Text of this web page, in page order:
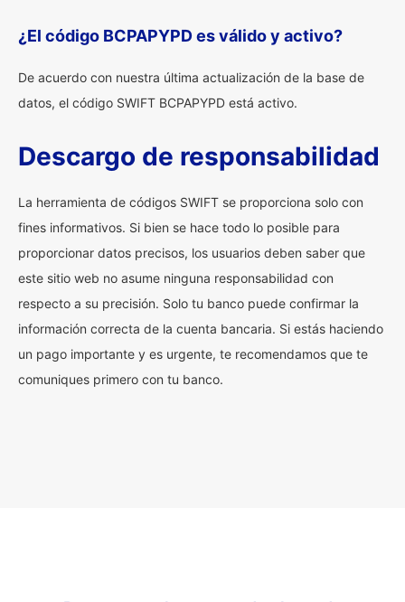
¿El código BCPAPYPD es válido y activo?
De acuerdo con nuestra última actualización de la base de
datos, el código SWIFT BCPAPYPD está activo.
Descargo de responsabilidad
La herramienta de códigos SWIFT se proporciona solo con
fines informativos. Si bien se hace todo lo posible para
proporcionar datos precisos, los usuarios deben saber que
este sitio web no asume ninguna responsabilidad con
respecto a su precisión. Solo tu banco puede confirmar la
información correcta de la cuenta bancaria. Si estás haciendo
un pago importante y es urgente, te recomendamos que te
comuniques primero con tu banco.